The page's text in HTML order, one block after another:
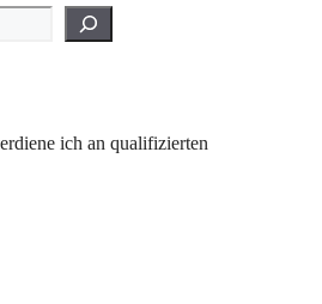
ich an qualifizierten